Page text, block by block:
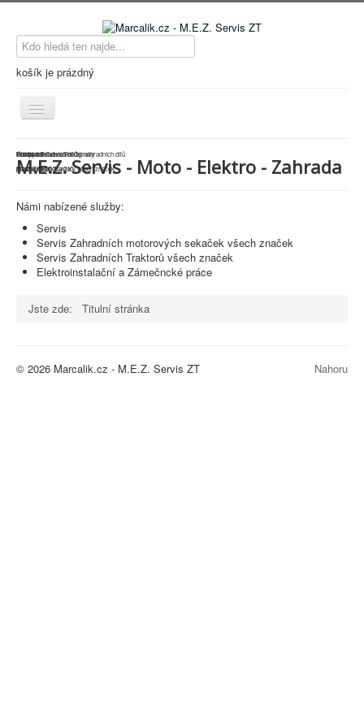
košík je prázdný
Přepnout
navigaci
Hlavní strana
Kdo jsme
Novinky
Kontakty
Přihlášení
Katalogy-Návody
Autodoprava
Údržba, Servis a Prodej náhradních dílů
pro Zahradní Traktory všech značek
Kompletní Generální Opravy
Motorů M-90
Pískování
Prodej náhradních dílů
na stroje Babetta 210
M.E.Z. Servis - Moto - Elektro - Zahrada
Námi nabízené služby:
Servis
Servis Zahradních motorových sekaček všech značek
Servis Zahradních Traktorů všech značek
Elektroinstalační a Zámečncké práce
Jste zde: Titulní stránka
Nahoru
© 2026 Marcalik.cz - M.E.Z. Servis ZT